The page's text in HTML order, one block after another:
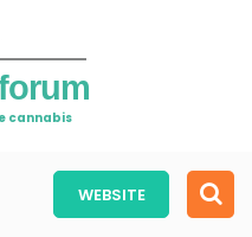
cannabis
WEBSITE